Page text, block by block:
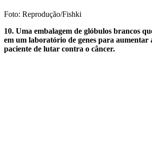
Foto: Reprodução/Fishki
10. Uma embalagem de glóbulos brancos
em um laboratório de genes para aumentar
paciente de lutar contra o câncer.